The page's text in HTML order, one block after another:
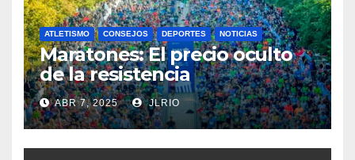
ATLETISMO CONSEJOS DEPORTES NOTICIAS
Maratones: El precio oculto
de la resistencia
ABR 7, 2025 JLRIO